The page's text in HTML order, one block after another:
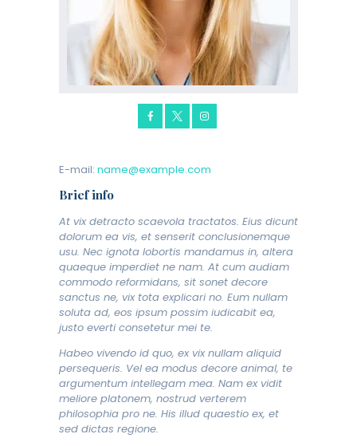
E-mail: name@example.com
Brief info
At vix detracto scaevola tractatos. Eius dicunt
dolorum ea vis, et senserit conclusionemque
usu. Nec ignota lobortis mandamus in, altera
quaeque imperdiet ne nam. At cum audiam
commodo reformidans, sit sonet decore
sanctus ne, vix tota explicari no. Eum nullam
soluta ad, eos ipsum possim iudicabit ea,
justo everti consetetur mei te.
Habeo vivendo id quo, ex vix nullam aliquid
persequeris. Vel ea modus decore animal, te
argumentum intellegam mea. Nam ex vidit
meliore platonem, nostrud verterem
philosophia pro ne. His illud quaestio ex, et
sed dictas regione.